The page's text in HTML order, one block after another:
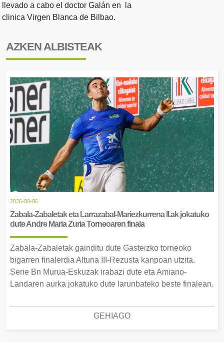
llevado a cabo el doctor Galán en
la
clinica Virgen Blanca de Bilbao.
AZKEN ALBISTEAK
2026-08-06
Zabala-Zabaletak eta Larrazabal-Mariezkurrena II.ak jokatuko
dute Andre Maria Zuria Torneoaren finala
Zabala-Zabaletak gainditu dute Gasteizko torneoko
bigarren finalerdia Altuna III-Rezusta kanpoan utzita.
Serie Bn Murua-Eskuzak irabazi dute eta Amiano-
Landaren aurka jokatuko dute larunbateko beste finalean.
GEHIAGO